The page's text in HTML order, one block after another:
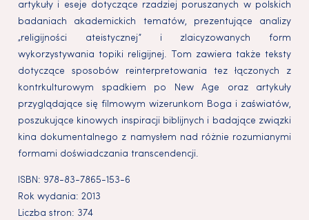
artykuły i eseje dotyczące rzadziej poruszanych w polskich
badaniach akademickich tematów, prezentujące analizy
„religijności ateistycznej” i zlaicyzowanych form
wykorzystywania topiki religijnej. Tom zawiera także teksty
dotyczące sposobów reinterpretowania tez łączonych z
kontrkulturowym spadkiem po New Age oraz artykuły
przyglądające się filmowym wizerunkom Boga i zaświatów,
poszukujące kinowych inspiracji biblijnych i badające związki
kina dokumentalnego z namysłem nad różnie rozumianymi
formami doświadczania transcendencji.
ISBN: 978-83-7865-153-6
Rok wydania: 2013
Liczba stron: 374